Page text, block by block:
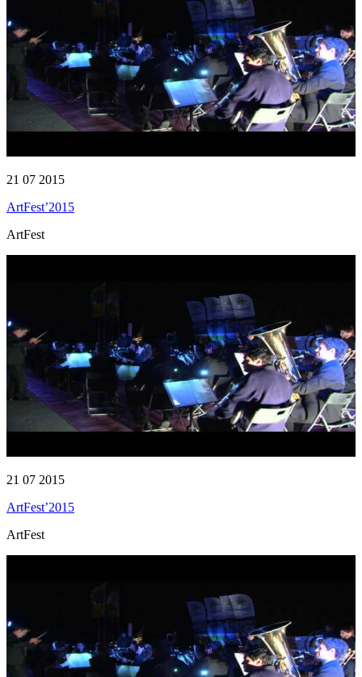
21 07 2015
ArtFest’2015
ArtFest
21 07 2015
ArtFest’2015
ArtFest